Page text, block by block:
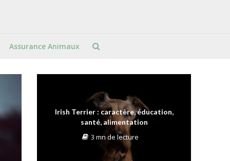
Assurance Animaux
Irish Terrier : caractère, éducation,
santé, alimentation
3 mn de lecture